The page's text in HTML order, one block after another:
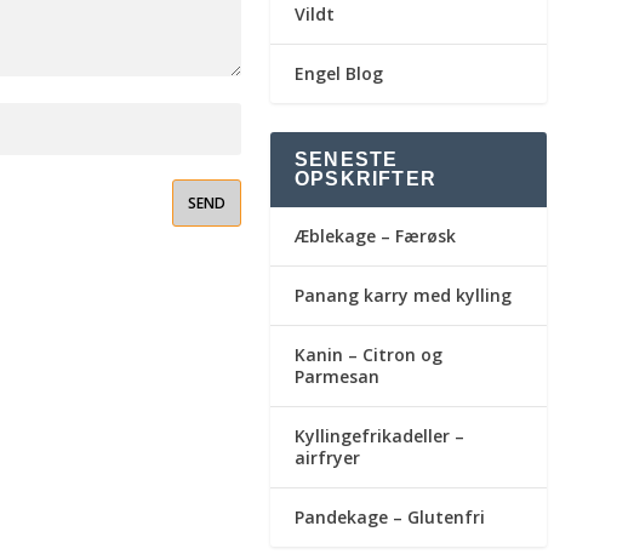
Vildt
Engel Blog
SENESTE
OPSKRIFTER
Æblekage – Færøsk
Panang karry med kylling
Kanin – Citron og
Parmesan
Kyllingefrikadeller –
airfryer
Pandekage – Glutenfri